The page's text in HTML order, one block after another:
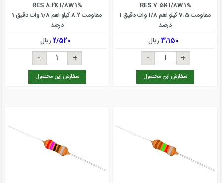
RES 7.5K 1/8W 1%
مقاومت 7.5 کیلو اهم 1/8 وات دقیق 1
درصد
3/150ریال
سفارش این محصول
RES 8.2K 1/8W 1%
مقاومت 8.2 کیلو اهم 1/8 وات دقیق 1
درصد
2/520ریال
سفارش این محصول